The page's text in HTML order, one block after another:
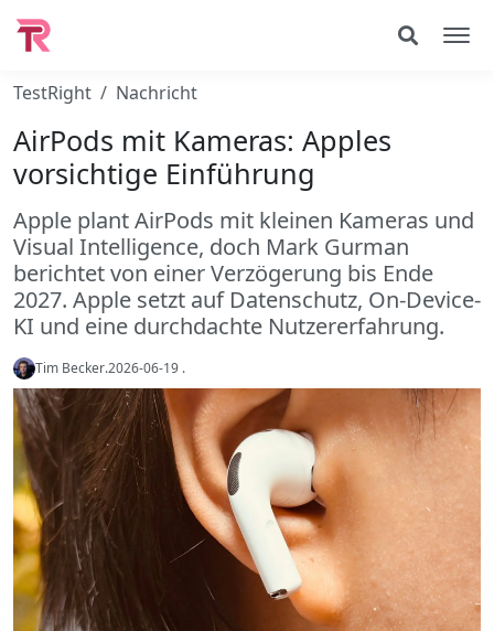
TestRight Nachricht
AirPods mit Kameras: Apples
vorsichtige Einführung
Apple plant AirPods mit kleinen Kameras und
Visual Intelligence, doch Mark Gurman
berichtet von einer Verzögerung bis Ende
2027. Apple setzt auf Datenschutz, On-Device-
KI und eine durchdachte Nutzererfahrung.
Tim Becker.2026-06-19 .